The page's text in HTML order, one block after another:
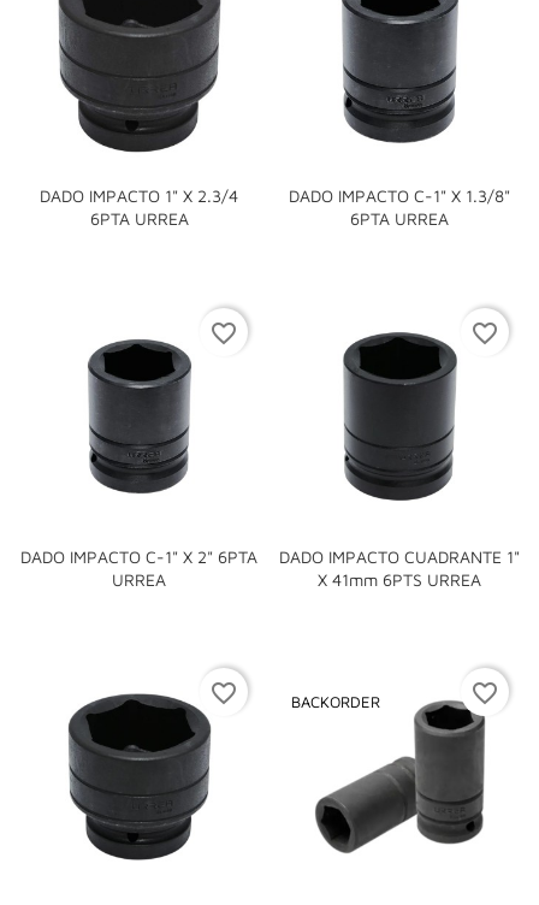
DADO IMPACTO 1" X 2.3/4
6PTA URREA
DADO IMPACTO C-1" X 1.3/8"
6PTA URREA
DADO IMPACTO C-1" X 2" 6PTA
URREA
favorite_border
DADO IMPACTO CUADRANTE 1"
X 41mm 6PTS URREA
favorite_border
favorite_border BACKORDER favorite_border